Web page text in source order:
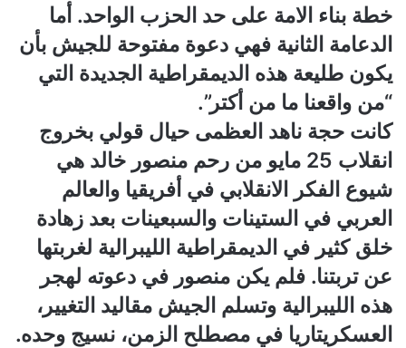
خطة بناء الامة على حد الحزب الواحد. أما
الدعامة الثانية فهي دعوة مفتوحة للجيش بأن
يكون طليعة هذه الديمقراطية الجديدة التي
“من واقعنا ما من أكتر”.
كانت حجة ناهد العظمى حيال قولي بخروج
انقلاب 25 مايو من رحم منصور خالد هي
شيوع الفكر الانقلابي في أفريقيا والعالم
العربي في الستينات والسبعينات بعد زهادة
خلق كثير في الديمقراطية الليبرالية لغربتها
عن تربتنا. فلم يكن منصور في دعوته لهجر
هذه الليبرالية وتسلم الجيش مقاليد التغيير،
العسكريتاريا في مصطلح الزمن، نسيج وحده.